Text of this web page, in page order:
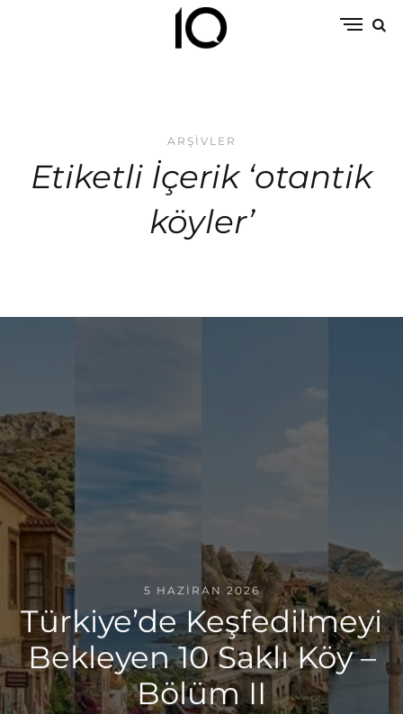
ARŞIVLER
Etiketli İçerik ‘otantik
köyler’
5 HAZIRAN 2026
Türkiye’de Keşfedilmeyi
Bekleyen 10 Saklı Köy –
Bölüm II